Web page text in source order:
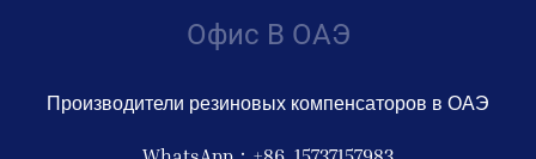
Офис В ОАЭ
Производители резиновых компенсаторов в ОАЭ